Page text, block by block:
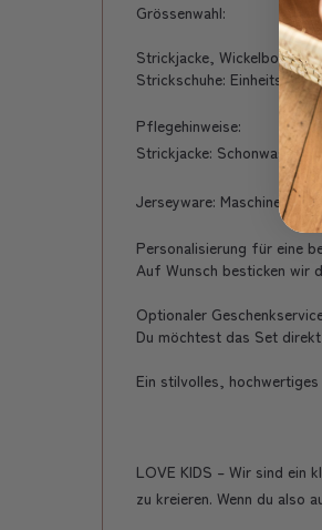
Grössenwahl:
Strickjacke, Wickelbody
Strickschuhe:
Pflegehinweise:
Strickjacke:
Jerseyware:
Personalisierung für eine
Auf Wunsch besticken wir
Optionaler
Du möchtest das Set
Ein stilvolles,
LOVE KIDS – Wir sind ein
zu kreieren. Wenn du also